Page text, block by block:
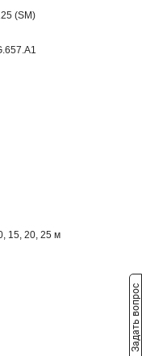
(SM)
15, 20, 25 м
Задать вопрос